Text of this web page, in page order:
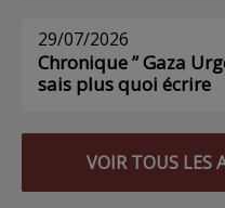
29/07/2026
Chronique ” Gaza
sais plus quoi écrire
VOIR TOUS LES